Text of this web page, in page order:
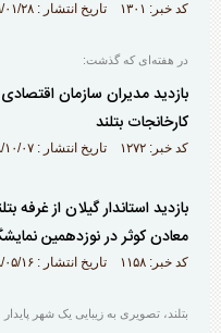
کد خبر: ۱۳۰۱ تاریخ انتشار : ۱۳۹۹/۰۱/۲۸
در هفته‌ای که گذشت:
بازدید مدیران سازمان
کارخانجات بتلند
کد خبر: ۱۲۷۲ تاریخ انتشار : ۱۳۹۸/۱۰/۰۷
بازدید استاندار گیلان از غرفه
معادن کوثر در نوزدهمین
کد خبر: ۱۱۵۸ تاریخ انتشار : ۱۳۹۸/۰۵/۱۶
بتلند، تصویری به زیبایی یک شهر پایدار